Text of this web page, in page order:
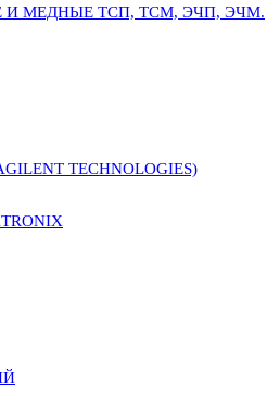
И МЕДНЫЕ ТСП, ТСМ, ЭЧП, ЭЧМ.
TECHNOLOGIES)